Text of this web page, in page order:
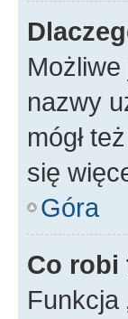
Możliwe
nazwy
mógł
się
Góra
Co robi
Funkcja